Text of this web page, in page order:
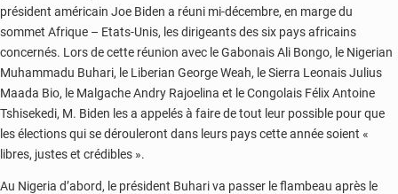
président américain Joe Biden a réuni mi-décembre, en marge du
sommet Afrique – Etats-Unis, les dirigeants des six pays africains
concernés. Lors de cette réunion avec le Gabonais Ali Bongo, le Nigerian
Muhammadu Buhari, le Liberian George Weah, le Sierra Leonais Julius
Maada Bio, le Malgache Andry Rajoelina et le Congolais Félix Antoine
Tshisekedi, M. Biden les a appelés à faire de tout leur possible pour que
les élections qui se dérouleront dans leurs pays cette année soient «
libres, justes et crédibles ».
Au Nigeria d’abord, le président Buhari va passer le flambeau après le